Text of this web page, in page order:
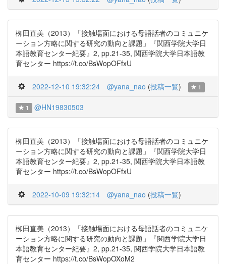
栁田直美（2013）「接触場面における母語話者のコミュニケ
ーション方略に関する研究の動向と課題」『関西学院大学日
本語教育センター紀要』2, pp.21-35, 関西学院大学日本語教
育センター https://t.co/BsWopOFfxU
2022-12-10 19:32:24 @yana_nao (投稿一覧) 1
1 @HN19830503
栁田直美（2013）「接触場面における母語話者のコミュニケ
ーション方略に関する研究の動向と課題」『関西学院大学日
本語教育センター紀要』2, pp.21-35, 関西学院大学日本語教
育センター https://t.co/BsWopOFfxU
2022-10-09 19:32:14 @yana_nao (投稿一覧)
栁田直美（2013）「接触場面における母語話者のコミュニケ
ーション方略に関する研究の動向と課題」『関西学院大学日
本語教育センター紀要』2, pp.21-35, 関西学院大学日本語教
育センター https://t.co/BsWopOXoM2